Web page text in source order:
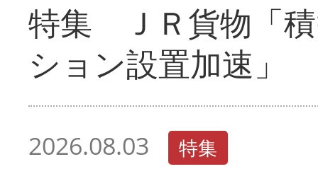
特集 ＪＲ貨物「
ション設置加速」
2026.08.03 特集